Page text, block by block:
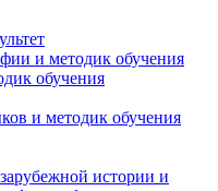
и методик обучения
обучения
и методик обучения
истории и